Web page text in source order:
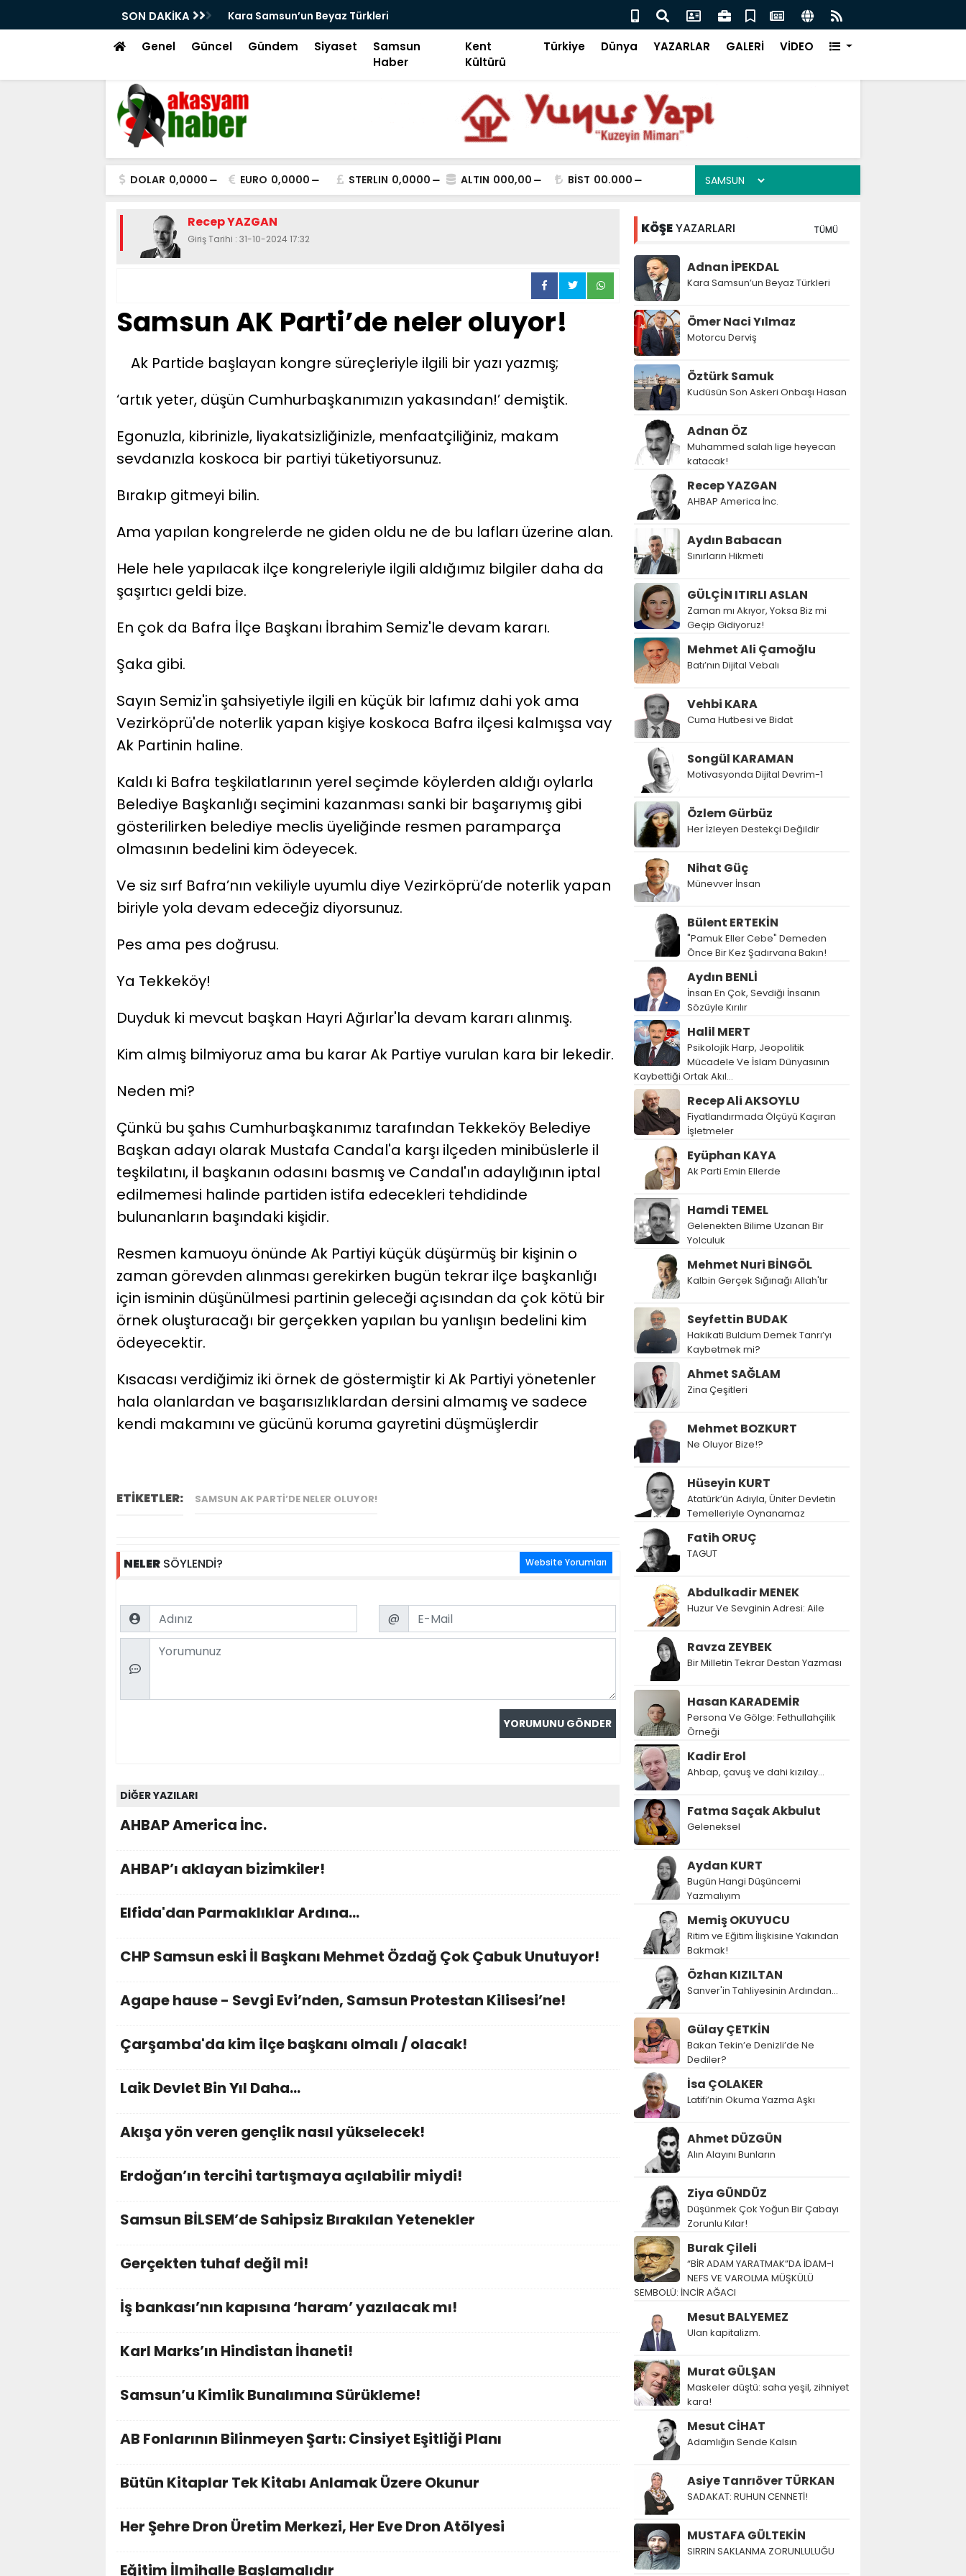
SON DAKİKA Kanallar Toprak ve Taşla Dolduruldu! Motorcu Derviş
Genel Güncel Gündem Siyaset
Samsun
Haber
Kent
Kültürü
Türkiye Dünya YAZARLAR GALERİ VİDEO
DOLAR 0,0000 EURO 0,0000 STERLIN 0,0000 ALTIN 000,00 BİST 00.000
Recep YAZGAN
Giriş Tarihi : 31-10-2024 17:32
Samsun AK Parti’de neler oluyor!
Ak Partide başlayan kongre süreçleriyle ilgili bir yazı yazmış;
‘artık yeter, düşün Cumhurbaşkanımızın yakasından!’ demiştik.
Egonuzla, kibrinizle, liyakatsizliğinizle, menfaatçiliğiniz, makam
sevdanızla koskoca bir partiyi tüketiyorsunuz.
Bırakıp gitmeyi bilin.
Ama yapılan kongrelerde ne giden oldu ne de bu lafları üzerine alan.
Hele hele yapılacak ilçe kongreleriyle ilgili aldığımız bilgiler daha da
şaşırtıcı geldi bize.
En çok da Bafra İlçe Başkanı İbrahim Semiz'le devam kararı.
Şaka gibi.
Sayın Semiz'in şahsiyetiyle ilgili en küçük bir lafımız dahi yok ama
Vezirköprü'de noterlik yapan kişiye koskoca Bafra ilçesi kalmışsa vay
Ak Partinin haline.
Kaldı ki Bafra teşkilatlarının yerel seçimde köylerden aldığı oylarla
Belediye Başkanlığı seçimini kazanması sanki bir başarıymış gibi
gösterilirken belediye meclis üyeliğinde resmen paramparça
olmasının bedelini kim ödeyecek.
Ve siz sırf Bafra’nın vekiliyle uyumlu diye Vezirköprü’de noterlik yapan
biriyle yola devam edeceğiz diyorsunuz.
Pes ama pes doğrusu.
Ya Tekkeköy!
Duyduk ki mevcut başkan Hayri Ağırlar'la devam kararı alınmış.
Kim almış bilmiyoruz ama bu karar Ak Partiye vurulan kara bir lekedir.
Neden mi?
Çünkü bu şahıs Cumhurbaşkanımız tarafından Tekkeköy Belediye
Başkan adayı olarak Mustafa Candal'a karşı ilçeden minibüslerle il
teşkilatını, il başkanın odasını basmış ve Candal'ın adaylığının iptal
edilmemesi halinde partiden istifa edecekleri tehdidinde
bulunanların başındaki kişidir.
Resmen kamuoyu önünde Ak Partiyi küçük düşürmüş bir kişinin o
zaman görevden alınması gerekirken bugün tekrar ilçe başkanlığı
için isminin düşünülmesi partinin geleceği açısından da çok kötü bir
örnek oluşturacağı bir gerçekken yapılan bu yanlışın bedelini kim
ödeyecektir.
Kısacası verdiğimiz iki örnek de göstermiştir ki Ak Partiyi yönetenler
hala olanlardan ve başarısızlıklardan dersini almamış ve sadece
kendi makamını ve gücünü koruma gayretini düşmüşlerdir
ETİKETLER: SAMSUN AK PARTI’DE NELER OLUYOR!
NELER SÖYLENDİ? Website Yorumları
Name Email
@
Comment
DİĞER YAZILARI
AHBAP America İnc.
AHBAP’ı aklayan bizimkiler!
Elfida'dan Parmaklıklar Ardına…
CHP Samsun eski İl Başkanı Mehmet Özdağ Çok Çabuk Unutuyor!
Agape hause - Sevgi Evi’nden, Samsun Protestan Kilisesi’ne!
Çarşamba'da kim ilçe başkanı olmalı / olacak!
Laik Devlet Bin Yıl Daha…
Akışa yön veren gençlik nasıl yükselecek!
Erdoğan’ın tercihi tartışmaya açılabilir miydi!
Samsun BİLSEM’de Sahipsiz Bırakılan Yetenekler
Gerçekten tuhaf değil mi!
İş bankası’nın kapısına ‘haram’ yazılacak mı!
Karl Marks’ın Hindistan İhaneti!
Samsun’u Kimlik Bunalımına Sürükleme!
AB Fonlarının Bilinmeyen Şartı: Cinsiyet Eşitliği Planı
Bütün Kitaplar Tek Kitabı Anlamak Üzere Okunur
Her Şehre Dron Üretim Merkezi, Her Eve Dron Atölyesi
Eğitim İlmihalle Başlamalıdır
KÖŞEYAZARLARI TÜMÜ
Adnan İPEKDAL
Kara Samsun’un Beyaz Türkleri
Ömer Naci Yılmaz
Motorcu Derviş
Öztürk Samuk
Kudüsün Son Askeri Onbaşı Hasan
Adnan ÖZ
Muhammed salah lige heyecan
katacak!
Recep YAZGAN
AHBAP America İnc.
Aydın Babacan
Sınırların Hikmeti
GÜLÇİN ITIRLI ASLAN
Zaman mı Akıyor, Yoksa Biz mi
Geçip Gidiyoruz!
Mehmet Ali Çamoğlu
Batı’nın Dijital Vebalı
Vehbi KARA
Cuma Hutbesi ve Bidat
Songül KARAMAN
Motivasyonda Dijital Devrim-1
Özlem Gürbüz
Her İzleyen Destekçi Değildir
Nihat Güç
Münevver İnsan
Bülent ERTEKİN
"Pamuk Eller Cebe" Demeden
Önce Bir Kez Şadırvana Bakın!
Aydın BENLİ
İnsan En Çok, Sevdiği İnsanın
Sözüyle Kırılır
Halil MERT
Psikolojik Harp, Jeopolitik
Mücadele Ve İslam Dünyasının
Kaybettiği Ortak Akıl…
Recep Ali AKSOYLU
Fiyatlandırmada Ölçüyü Kaçıran
İşletmeler
Eyüphan KAYA
Ak Parti Emin Ellerde
Hamdi TEMEL
Gelenekten Bilime Uzanan Bir
Yolculuk
Mehmet Nuri BİNGÖL
Kalbin Gerçek Sığınağı Allah'tır
Seyfettin BUDAK
Hakikati Buldum Demek Tanrı’yı
Kaybetmek mi?
Ahmet SAĞLAM
Zina Çeşitleri
Mehmet BOZKURT
Ne Oluyor Bize!?
Hüseyin KURT
Atatürk’ün Adıyla, Üniter Devletin
Temelleriyle Oynanamaz
Fatih ORUÇ
TAGUT
Abdulkadir MENEK
Huzur Ve Sevginin Adresi: Aile
Ravza ZEYBEK
Bir Milletin Tekrar Destan Yazması
Hasan KARADEMİR
Persona Ve Gölge: Fethullahçilik
Örneği
Kadir Erol
Ahbap, çavuş ve dahi kızılay...
Fatma Saçak Akbulut
Geleneksel
Aydan KURT
Bugün Hangi Düşüncemi
Yazmalıyım
Memiş OKUYUCU
Ritim ve Eğitim İlişkisine Yakından
Bakmak!
Özhan KIZILTAN
Sanver'in Tahliyesinin Ardından…
Gülay ÇETKİN
Bakan Tekin’e Denizli’de Ne
Dediler?
İsa ÇOLAKER
Latifi’nin Okuma Yazma Aşkı
Ahmet DÜZGÜN
Alın Alayını Bunların
Ziya GÜNDÜZ
Düşünmek Çok Yoğun Bir Çabayı
Zorunlu Kılar!
Burak Çileli
“BİR ADAM YARATMAK”DA İDAM-I
NEFS VE VAROLMA MÜŞKÜLÜ
SEMBOLÜ: İNCİR AĞACI
Mesut BALYEMEZ
Ulan kapitalizm.
Murat GÜLŞAN
Maskeler düştü: saha yeşil, zihniyet
kara!
Mesut CİHAT
Adamlığın Sende Kalsın
Asiye Tanrıöver TÜRKAN
SADAKAT: RUHUN CENNETİ!
MUSTAFA GÜLTEKİN
SIRRIN SAKLANMA ZORUNLULUĞU